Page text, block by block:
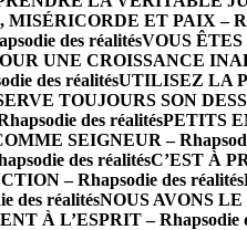
MISÉRICORDE ET PAIX –
des réalitésVOUS ÊTES
UNE CROISSANCE
des réalitésUTILISEZ LA
TOUJOURS SON
des réalitésPETITS
SEIGNEUR –
des réalitésC’EST À
– Rhapsodie des réalités
des réalitésNOUS AVONS LE
À L’ESPRIT – Rhapsodie